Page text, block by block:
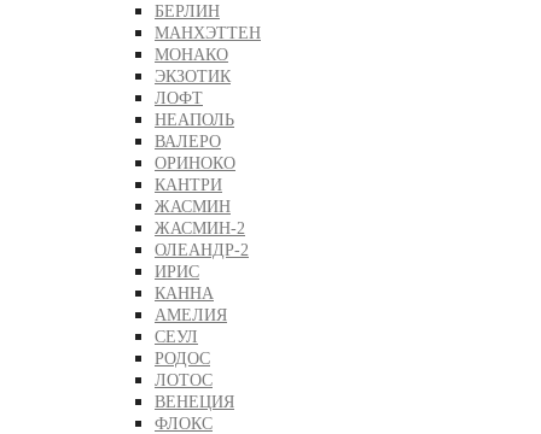
БЕРЛИН
МАНХЭТТЕН
МОНАКО
ЭКЗОТИК
ЛОФТ
НЕАПОЛЬ
ВАЛЕРО
ОРИНОКО
КАНТРИ
ЖАСМИН
ЖАСМИН-2
ОЛЕАНДР-2
ИРИС
КАННА
АМЕЛИЯ
СЕУЛ
РОДОС
ЛОТОС
ВЕНЕЦИЯ
ФЛОКС